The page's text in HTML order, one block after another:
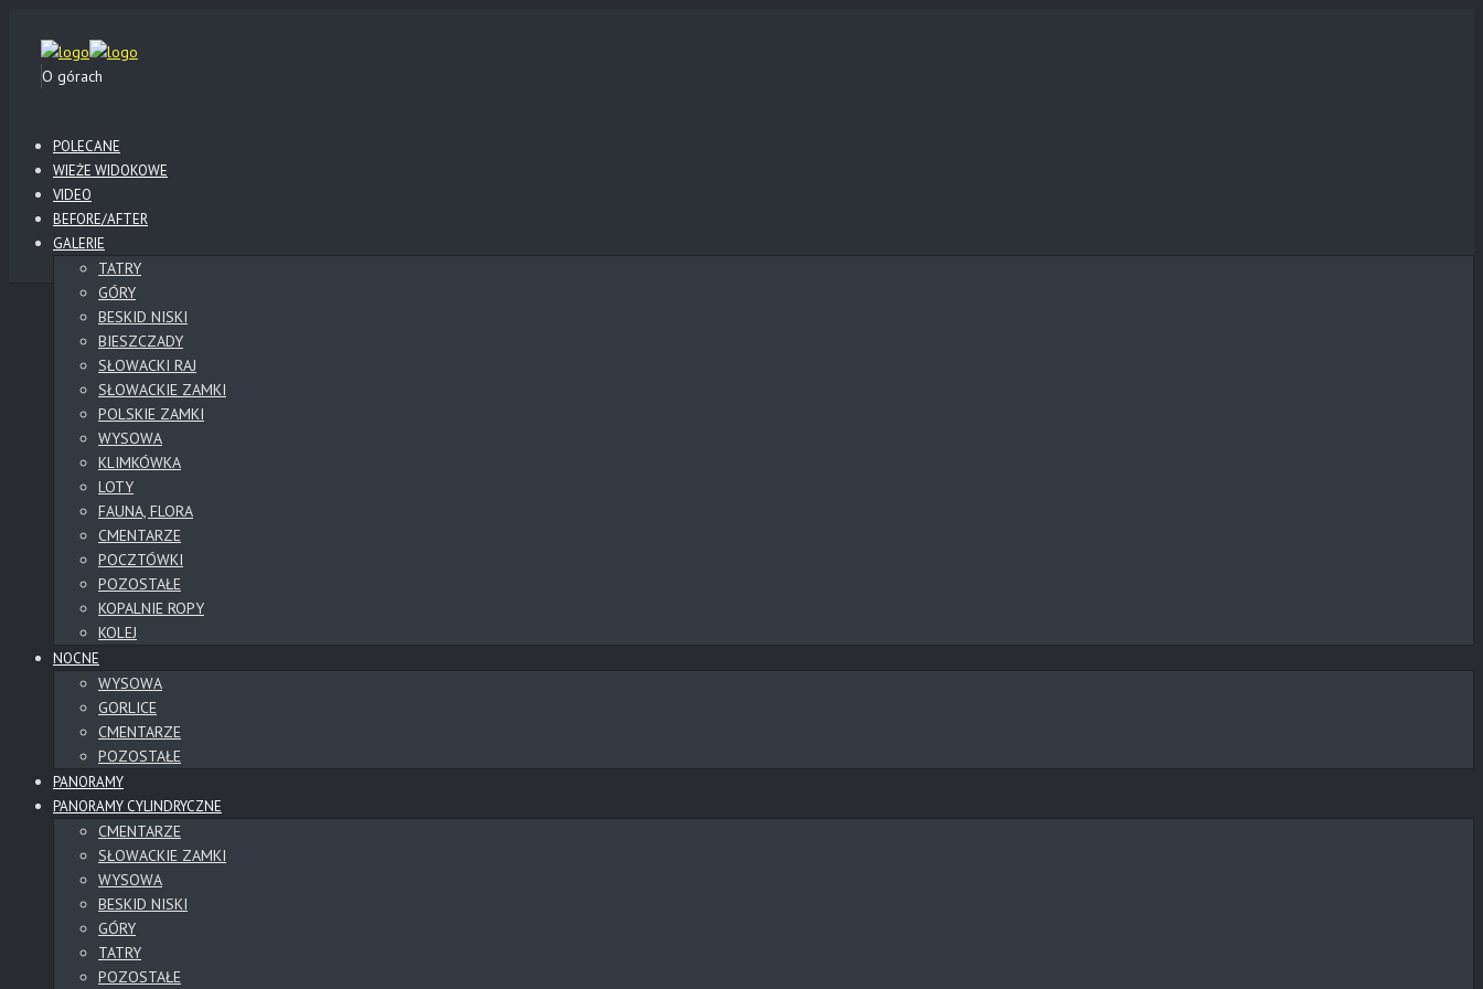
O górach
POLECANE
WIEŻE WIDOKOWE
VIDEO
BEFORE/AFTER
GALERIE
TATRY
GÓRY
BESKID NISKI
BIESZCZADY
SŁOWACKI RAJ
SŁOWACKIE ZAMKI
POLSKIE ZAMKI
WYSOWA
KLIMKÓWKA
LOTY
FAUNA, FLORA
CMENTARZE
POCZTÓWKI
POZOSTAŁE
KOPALNIE ROPY
KOLEJ
NOCNE
WYSOWA
GORLICE
CMENTARZE
POZOSTAŁE
PANORAMY
PANORAMY CYLINDRYCZNE
CMENTARZE
SŁOWACKIE ZAMKI
WYSOWA
BESKID NISKI
GÓRY
TATRY
POZOSTAŁE